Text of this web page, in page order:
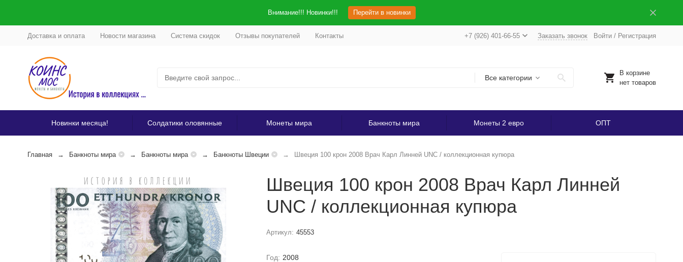
Внимание!!! Новинки!!! Перейти в новинки
Доставка и оплата Новости магазина Система скидок Отзывы покупателей Контакты +7 (926) 401-66-55 Заказать звонок Войти/ Регистрация
Все категории
В корзине
нет товаров
Новинки месяца! Солдатики оловянные Монеты мира Банкноты мира Монеты 2 евро ОПТ
Главная Банкноты мира Банкноты мира Банкноты Швеции Швеция 100 крон 2008 Врач Карл Линней UNC / коллекционная купюра
Швеция 100 крон 2008 Врач Карл Линней
UNC / коллекционная купюра
Артикул: 45553
Год: 2008